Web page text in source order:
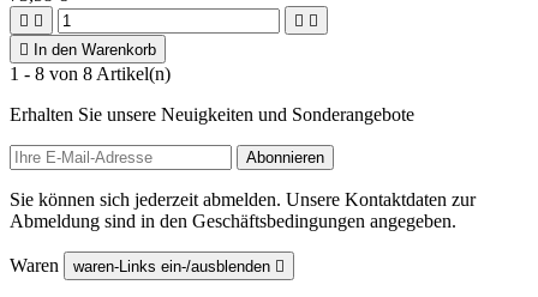
   

In den Warenkorb
1 - 8 von 8 Artikel(n)
Erhalten Sie unsere Neuigkeiten und Sonderangebote
Sie können sich jederzeit abmelden. Unsere Kontaktdaten zur
Abmeldung sind in den Geschäftsbedingungen angegeben.
Waren waren-Links ein-/ausblenden 